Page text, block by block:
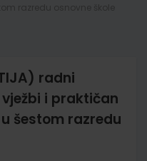
radni
i praktičan
šestom razredu